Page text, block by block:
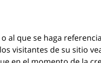
que se haga
visitantes de su sitio